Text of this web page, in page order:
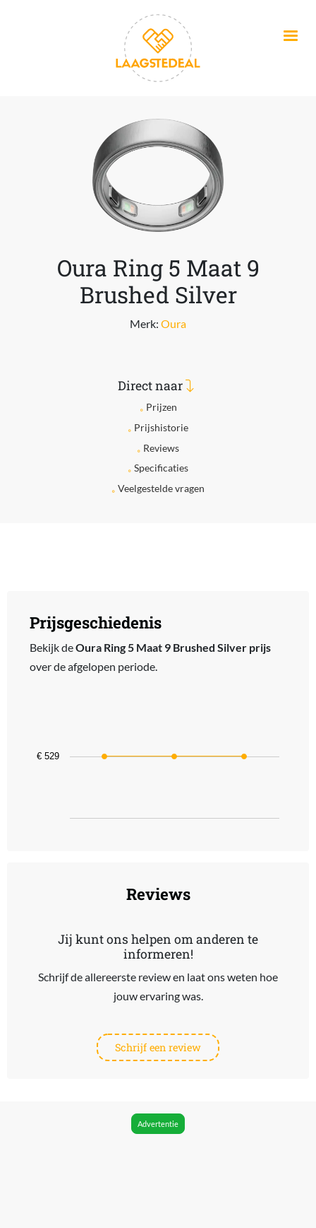
Oura Ring 5 Maat 9
Brushed Silver
Merk: Oura
Direct naar
Prijzen
Prijshistorie
Reviews
Specificaties
Veelgestelde vragen
Prijsgeschiedenis
Bekijk deOura Ring 5 Maat 9 Brushed Silver prijs
over de afgelopen periode.
The chart has 1 Y axis displaying values. Data ranges from 529 to
€ 529
Reviews
Jij kunt ons helpen om anderen te
informeren!
Schrijf de allereerste review en laat ons weten hoe
jouw ervaring was.
Schrijf een review
Advertentie